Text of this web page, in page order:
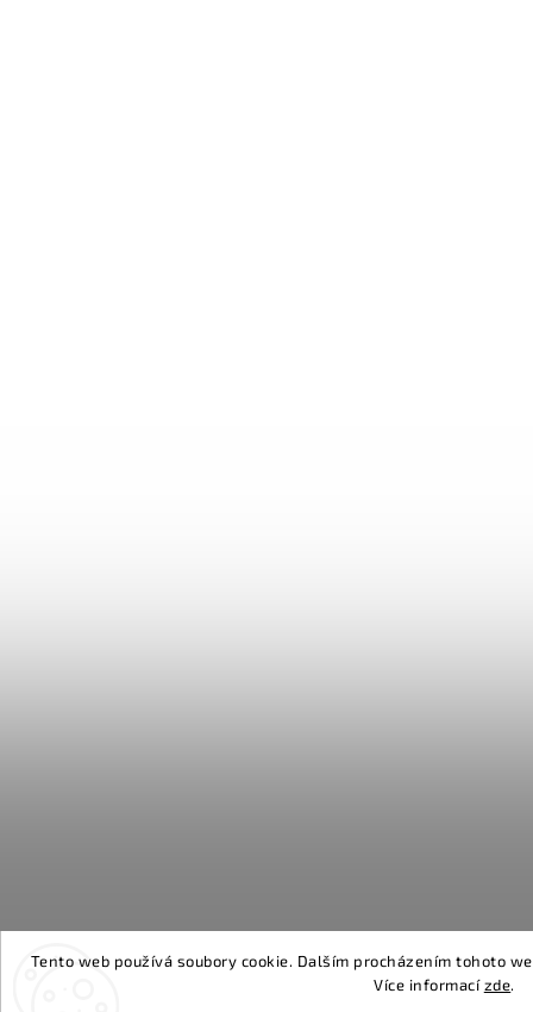
Tento web používá soubory cookie. Dalším procházením tohoto
Více informacízde.